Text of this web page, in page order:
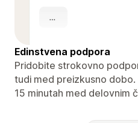
Edinstvena podpora
Pridobite strokovno
tudi med preizkusno
15 minutah med delovnim